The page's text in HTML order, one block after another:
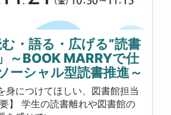
む・語る・広げる”読書
～BOOK MARRYで仕
ーシャル型読書推進～
身につけてほしい、図書館担当
】 学生の読書離れや図書館の